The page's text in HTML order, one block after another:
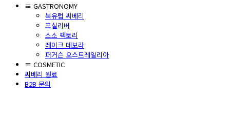
≡ GASTRONOMY
북유럽 씨베리
포실리버
소소 팩토리
레이크 데보라
퍼거슨 오스트레일리아
≡ COSMETIC
씨베리 원료
B2B 문의